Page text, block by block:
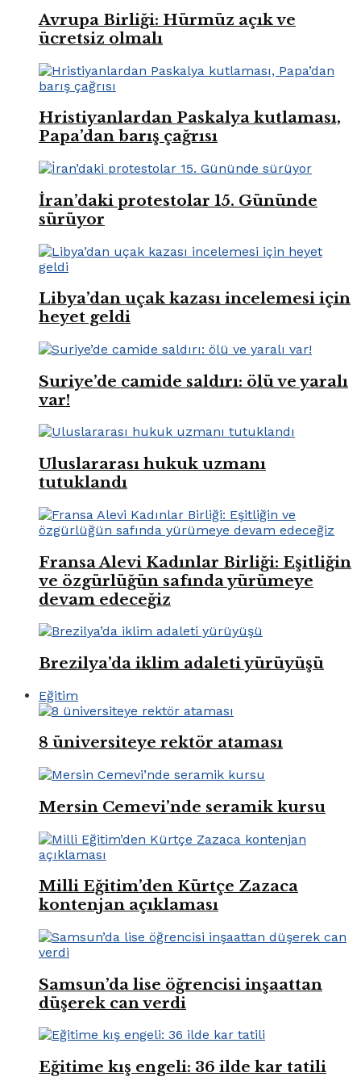
Avrupa Birliği: Hürmüz açık ve
ücretsiz olmalı
Hristiyanlardan Paskalya kutlaması,
Papa’dan barış çağrısı
İran’daki protestolar 15. Gününde
sürüyor
Libya’dan uçak kazası incelemesi için
heyet geldi
Suriye’de camide saldırı: ölü ve yaralı
var!
Uluslararası hukuk uzmanı
tutuklandı
Fransa Alevi Kadınlar Birliği: Eşitliğin
ve özgürlüğün safında yürümeye
devam edeceğiz
Brezilya’da iklim adaleti yürüyüşü
Eğitim
8 üniversiteye rektör ataması
Mersin Cemevi’nde seramik kursu
Milli Eğitim’den Kürtçe Zazaca
kontenjan açıklaması
Samsun’da lise öğrencisi inşaattan
düşerek can verdi
Eğitime kış engeli: 36 ilde kar tatili